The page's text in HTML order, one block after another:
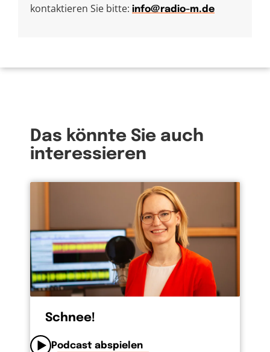
kontaktieren Sie bitte: info@radio-m.de
Das könnte Sie auch
interessieren
Schnee!
Podcast abspielen